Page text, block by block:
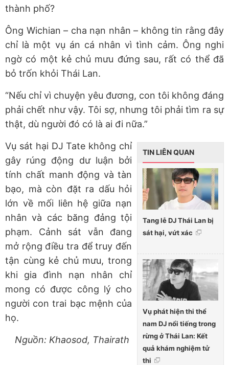
thành phố?
Ông Wichian – cha nạn nhân – không tin rằng đây
chỉ là một vụ án cá nhân vì tình cảm. Ông nghi
ngờ có một kẻ chủ mưu đứng sau, rất có thể đã
bỏ trốn khỏi Thái Lan.
“Nếu chỉ vì chuyện yêu đương, con tôi không đáng
phải chết như vậy. Tôi sợ, nhưng tôi phải tìm ra sự
thật, dù người đó có là ai đi nữa.”
TIN LIÊN QUAN
Tang lễ DJ Thái Lan bị
sát hại, vứt xác
Vụ phát hiện thi thể
nam DJ nổi tiếng trong
rừng ở Thái Lan: Kết
quả khám nghiệm tử
thi
Vụ sát hại DJ Tate không chỉ
gây rúng động dư luận bởi
tính chất manh động và tàn
bạo, mà còn đặt ra dấu hỏi
lớn về mối liên hệ giữa nạn
nhân và các băng đảng tội
phạm. Cảnh sát vẫn đang
mở rộng điều tra để truy đến
tận cùng kẻ chủ mưu, trong
khi gia đình nạn nhân chỉ
mong có được công lý cho
người con trai bạc mệnh của
họ.
Nguồn: Khaosod, Thairath